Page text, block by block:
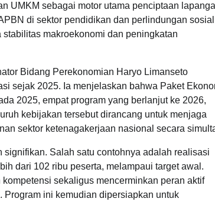
UMKM sebagai motor utama penciptaan
di sektor pendidikan dan perlindungan
makroekonomi dan peningkatan
Bidang Perekonomian Haryo Limanseto
sejak 2025. Ia menjelaskan bahwa Paket
2025, empat program yang berlanjut ke 2026,
kebijakan tersebut dirancang untuk menjaga
sektor ketenagakerjaan nasional secara
Salah satu contohnya adalah realisasi
dari 102 ribu peserta, melampaui target awal.
sekaligus mencerminkan peran aktif
ini kemudian dipersiapkan untuk